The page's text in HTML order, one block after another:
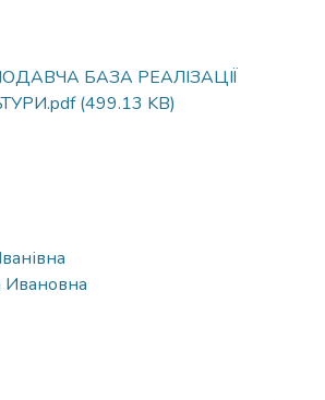
БАЗА РЕАЛІЗАЦІЇ
(499.13 KB)